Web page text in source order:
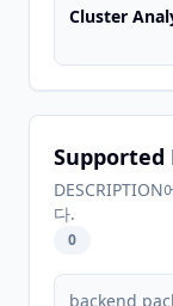
Cluster
Supported
다.
0
backend